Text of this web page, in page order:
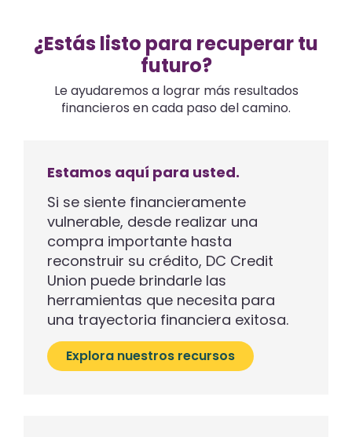
¿Estás listo para recuperar tu
futuro?
Le ayudaremos a lograr más resultados
financieros en cada paso del camino.
Estamos aquí para usted.
Si se siente financieramente
vulnerable, desde realizar una
compra importante hasta
reconstruir su crédito, DC Credit
Union puede brindarle las
herramientas que necesita para
una trayectoria financiera exitosa.
Explora nuestros recursos